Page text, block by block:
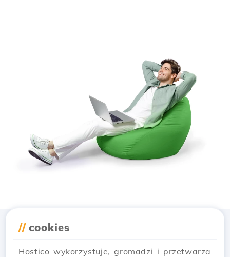
// cookies
Hostico wykorzystuje, gromadzi i przetwarza
Pobierz aplikację